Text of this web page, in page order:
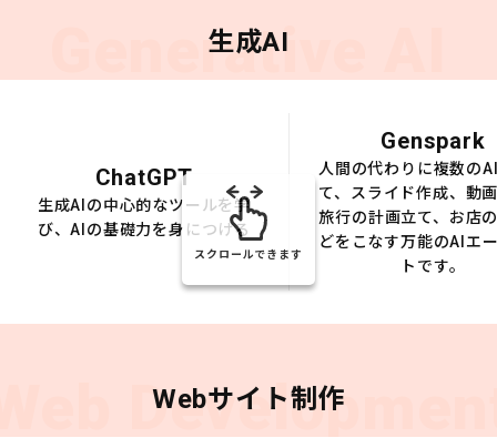
Generative AI
生成AI
ChatGPT
生成AIの中心的なツールを学
び、AIの基礎力を身につける
Genspark
人間の代わりに複数の
て、スライド作成、動
旅行の計画立て、お店
どをこなす万能のAIエ
トです。
スクロールできます
Webサイト制作